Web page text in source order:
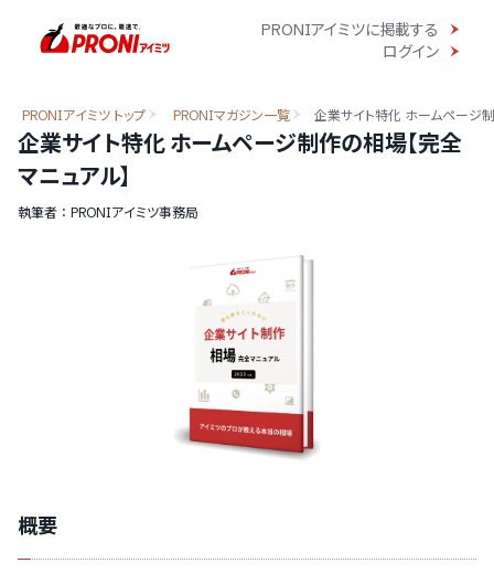
ログイン
PRONIアイミツに掲載する
PRONIアイミツ トップ PRONIマガジン一覧 企業サイト特化 ホームページ
企業サイト特化 ホームページ制作の相場【完全
マニュアル】
執筆者 ： PRONIアイミツ事務局
概要